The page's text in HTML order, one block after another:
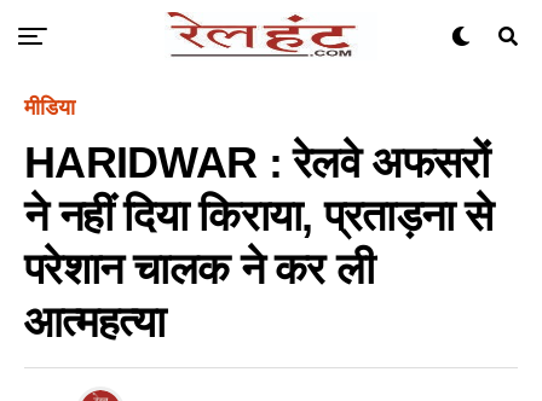
मीडिया
HARIDWAR : रेलवे अफसरों
ने नहीं दिया किराया, प्रताड़ना से
परेशान चालक ने कर ली
आत्महत्या